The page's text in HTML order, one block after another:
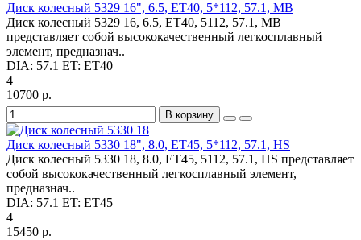
Диск колесный 5329 16", 6.5, ET40, 5*112, 57.1, MB
Диск колесный 5329 16, 6.5, ET40, 5112, 57.1, MB
представляет собой высококачественный легкосплавный
элемент, предназнач..
DIA: 57.1 ET: ET40
4
10700 р.
В корзину
Диск колесный 5330 18", 8.0, ET45, 5*112, 57.1, HS
Диск колесный 5330 18, 8.0, ET45, 5112, 57.1, HS представляет
собой высококачественный легкосплавный элемент,
предназнач..
DIA: 57.1 ET: ET45
4
15450 р.